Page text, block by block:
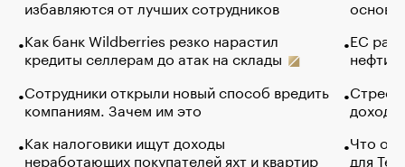
избавляются от лучших сотрудников
Как банк Wildberries резко нарастил
кредиты селлерам до атак на склады
Сотрудники открыли новый способ вредить
компаниям. Зачем им это
Как налоговики ищут доходы
неработающих покупателей яхт и квартир
основ
ЕС
нефти
Что
для